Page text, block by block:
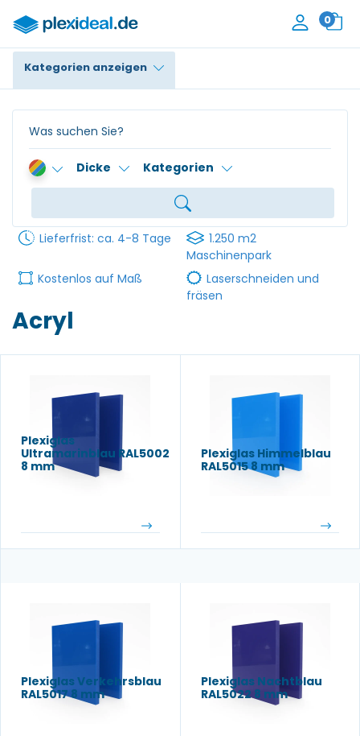
0
Kategorien anzeigen
Plexiglas®
Polycarbonat
HPL / Trespa®
Alupanel / Dibond®
PVC Schaum
Zubehör
Kontakt
Dicke Kategorien
Lieferfrist: ca. 4-8 Tage
1.250 m2
Maschinenpark
Kostenlos auf Maß
Laserschneiden und
fräsen
Acryl
Plexiglas
Ultramarinblau RAL5002
8 mm
Plexiglas Himmelblau
RAL5015 8 mm
Plexiglas Verkehrsblau
RAL5017 8 mm
Plexiglas Nachtblau
RAL5022 8 mm